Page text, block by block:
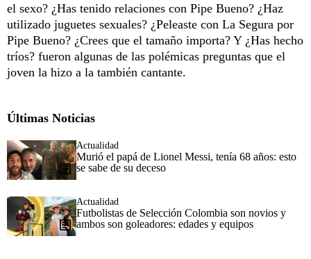
el sexo? ¿Has tenido relaciones con Pipe Bueno? ¿Haz
utilizado juguetes sexuales? ¿Peleaste con La Segura por
Pipe Bueno? ¿Crees que el tamaño importa? Y ¿Has hecho
tríos? fueron algunas de las polémicas preguntas que el
joven la hizo a la también cantante.
Últimas Noticias
Actualidad
Murió el papá de Lionel Messi, tenía 68 años: esto
se sabe de su deceso
Actualidad
Futbolistas de Selección Colombia son novios y
ambos son goleadores: edades y equipos